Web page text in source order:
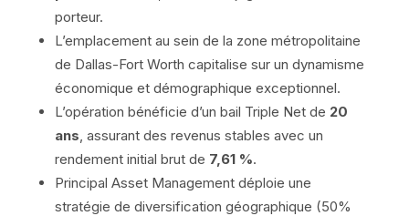
porteur.
L’emplacement au sein de la zone métropolitaine
de Dallas-Fort Worth capitalise sur un dynamisme
économique et démographique exceptionnel.
L’opération bénéficie d’un bail Triple Net de 20
ans , assurant des revenus stables avec un
rendement initial brut de 7,61 %.
Principal Asset Management déploie une
stratégie de diversification géographique (50%